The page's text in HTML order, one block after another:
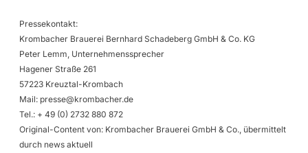
Pressekontakt:
Krombacher Brauerei Bernhard Schadeberg GmbH & Co. KG
Peter Lemm, Unternehmenssprecher
Hagener Straße 261
57223 Kreuztal-Krombach
Mail: presse@krombacher.de
Tel.: + 49 (0) 2732 880 872
Original-Content von: Krombacher Brauerei GmbH & Co., übermittelt
durch news aktuell